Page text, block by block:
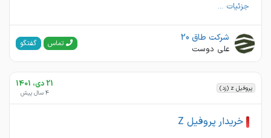
جزئیات ...
شرکت طاق 20
علی دوست تماس گفتگو
پروفیل z (زد) 21 دی، 1401
4 سال پیش
خریدار پروفیل Z